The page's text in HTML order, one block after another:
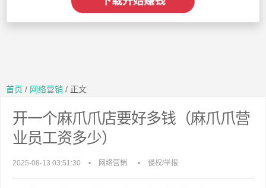
4分钟前 获得赏金
12.22元
55秒前 获得赏金
3.90元
首页 / 网络营销 / 正文
开一个麻爪爪店要好多钱（麻爪爪营
业员工资多少）
2025-08-13 03:51:30 • 网络营销 • 侵权/举报